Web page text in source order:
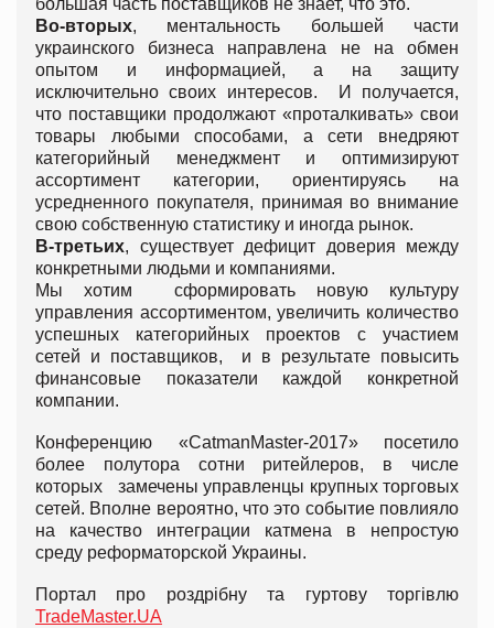
Во-вторых, ментальность большей части
украинского бизнеса направлена не на обмен
опытом и информацией, а на защиту
исключительно своих интересов. И получается,
что поставщики продолжают «проталкивать» свои
товары любыми способами, а сети внедряют
категорийный менеджмент и оптимизируют
ассортимент категории, ориентируясь на
усредненного покупателя, принимая во внимание
свою собственную статистику и иногда рынок.
В-третьих, существует дефицит доверия между
конкретными людьми и компаниями.
Мы хотим сформировать новую культуру
управления ассортиментом, увеличить количество
успешных категорийных проектов с участием
сетей и поставщиков, и в результате повысить
финансовые показатели каждой конкретной
компании.
Конференцию «CatmanMaster-2017» посетило
более полутора сотни ритейлеров, в числе
которых замечены управленцы крупных торговых
сетей. Вполне вероятно, что это событие повлияло
на качество интеграции катмена в непростую
среду реформаторской Украины.
Портал про роздрібну та гуртову торгівлю
TradeMaster.UA